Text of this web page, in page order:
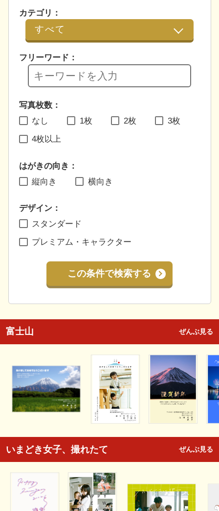
カテゴリ：
フリーワード：
写真枚数：
なし
1枚 2枚 3枚
4枚以上
はがきの向き：
縦向き
横向き
デザイン：
スタンダード
プレミアム・キャラクター
この条件で検索する
富士山 ぜんぶ見る
いまどき女子、撮れたて ぜんぶ見る